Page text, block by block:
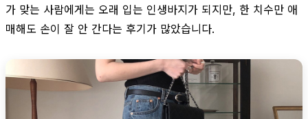
가 맞는 사람에게는 오래 입는 인생바지가 되지만, 한 치수만 애
매해도 손이 잘 안 간다는 후기가 많았습니다.